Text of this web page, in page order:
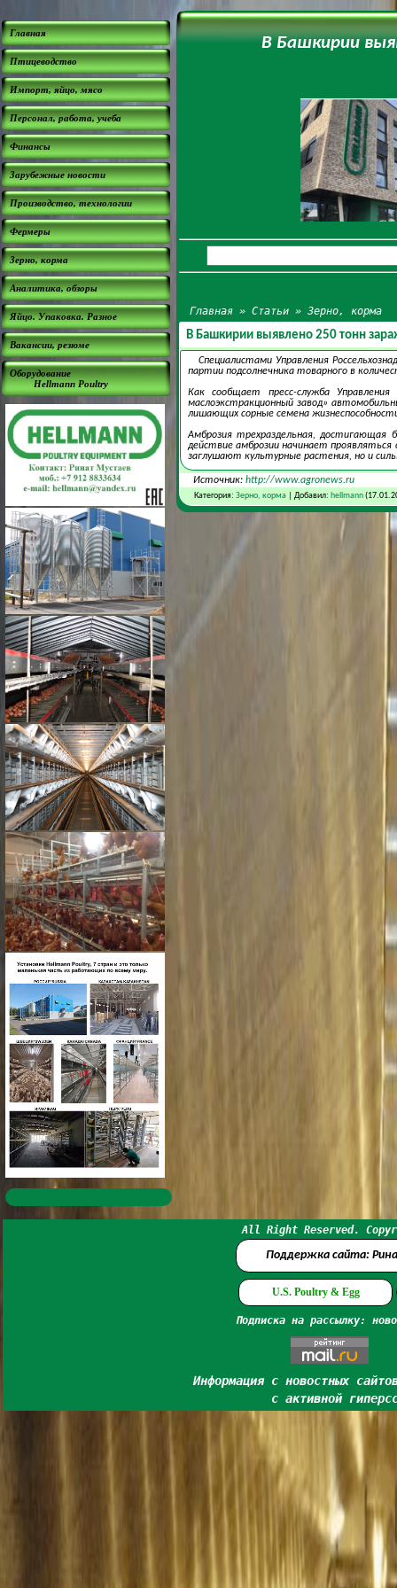
Главная
Птицеводство
Импорт, яйцо, мясо
Персонал, работа, учеба
Финансы
Зарубежные новости
Производство, технологии
Фермеры
Зерно, корма
Аналитика, обзоры
Яйцо. Упаковка. Разное
Вакансии, резюме
Оборудование
Hellmann Poultry
В Башкирии
Главная »Статьи »Зерно, корма
В Башкирии выявлено 250 тонн
Специалистами Управления
партии подсолнечника товарного в
Как сообщает пресс-служба
маслоэкстракционный завод»
лишающих сорные семена
Амброзия трехраздельная, достигающая
действие амброзии начинает
заглушают культурные растения, но и
Источник: http://www.agronews.ru
Категория: Зерно, корма| Добавил: hellmann
All Right Reserved.
Поддержка сайта:
U.S. Poultry & Egg
Подписка на рассылку:
Информация с новостных
с активной